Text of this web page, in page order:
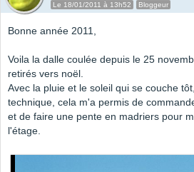
Le 18/01/2011 à 13h52 Bloggeur
Bonne année 2011,
Voila la dalle coulée depuis le 25
retirés vers noël.
Avec la pluie et le soleil qui se couche
technique, cela m'a permis de
et de faire une pente en madriers pour
l'étage.